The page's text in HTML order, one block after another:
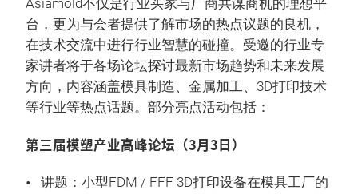
Asiamold不仅是行业买家与厂商共谋商机的理想平
台，更为与会者提供了解市场的热点议题的良机，
在技术交流中进行行业智慧的碰撞。受邀的行业专
家讲者将于各场论坛探讨最新市场趋势和未来发展
方向，内容涵盖模具制造、金属加工、3D打印技术
等行业等热点话题。部分亮点活动包括：
第三届模塑产业高峰论坛（3月3日）
讲题：小型FDM / FFF 3D打印设备在模具工厂的